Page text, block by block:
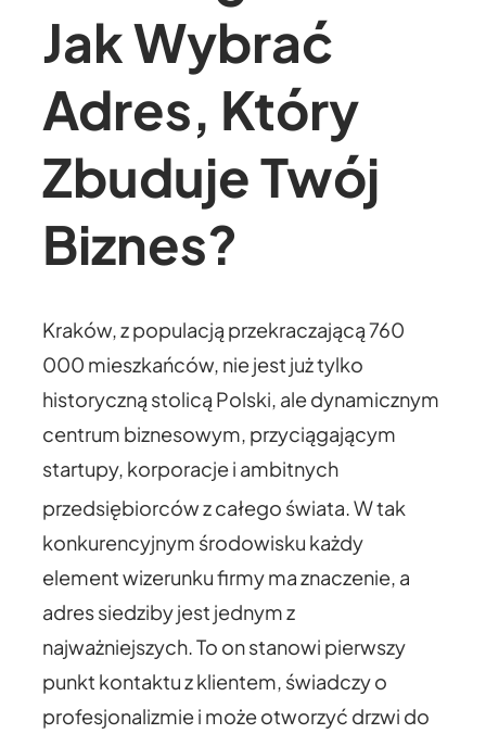
Jak Wybrać
Adres, Który
Zbuduje Twój
Biznes?
Kraków, z populacją przekraczającą 760
000 mieszkańców, nie jest już tylko
historyczną stolicą Polski, ale dynamicznym
centrum biznesowym, przyciągającym
startupy, korporacje i ambitnych
przedsiębiorców z całego świata.W tak
konkurencyjnym środowisku każdy
element wizerunku firmy ma znaczenie, a
adres siedziby jest jednym z
najważniejszych. To on stanowi pierwszy
punkt kontaktu z klientem, świadczy o
profesjonalizmie i może otworzyć drzwi do